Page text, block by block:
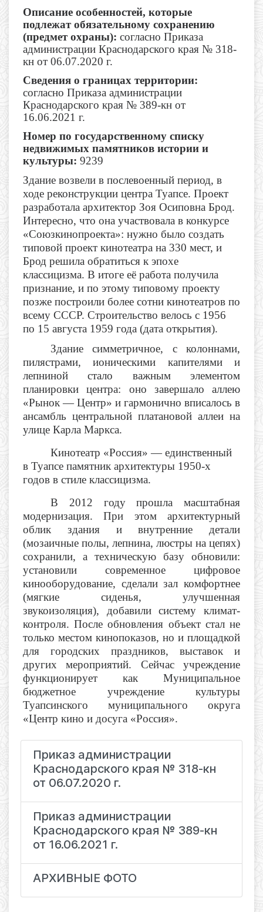
Описание особенностей, которые
подлежат обязательному сохранению
(предмет охраны): согласно Приказа
администрации Краснодарского края № 318-
кн от 06.07.2020 г.
Сведения о границах территории:
согласно Приказа администрации
Краснодарского края № 389-кн от
16.06.2021 г.
Номер по государственному списку
недвижимых памятников истории и
культуры: 9239
Здание возвели в послевоенный период, в
ходе реконструкции центра Туапсе. Проект
разработала архитектор Зоя Осиповна Брод.
Интересно, что она участвовала в конкурсе
«Союзкинопроекта»: нужно было создать
типовой проект кинотеатра на 330 мест, и
Брод решила обратиться к эпохе
классицизма. В итоге её работа получила
признание, и по этому типовому проекту
позже построили более сотни кинотеатров по
всему СССР. Строительство велось с 1956
по 15 августа 1959 года (дата открытия).
Здание симметричное, с колоннами,
пилястрами, ионическими капителями и
лепниной стало важным элементом
планировки центра: оно завершало аллею
«Рынок — Центр» и гармонично вписалось в
ансамбль центральной платановой аллеи на
улице Карла Маркса.
Кинотеатр «Россия» — единственный
в Туапсе памятник архитектуры 1950-х
годов в стиле классицизма.
В 2012 году прошла масштабная
модернизация. При этом архитектурный
облик здания и внутренние детали
(мозаичные полы, лепнина, люстры на цепях)
сохранили, а техническую базу обновили:
установили современное цифровое
кинооборудование, сделали зал комфортнее
(мягкие сиденья, улучшенная
звукоизоляция), добавили систему климат-
контроля. После обновления объект стал не
только местом кинопоказов, но и площадкой
для городских праздников, выставок и
других мероприятий. Сейчас учреждение
функционирует как Муниципальное
бюджетное учреждение культуры
Туапсинского муниципального округа
«Центр кино и досуга «Россия».
Приказ администрации
Краснодарского края № 318-кн
от 06.07.2020 г.
Приказ администрации
Краснодарского края № 389-кн
от 16.06.2021 г.
АРХИВНЫЕ ФОТО